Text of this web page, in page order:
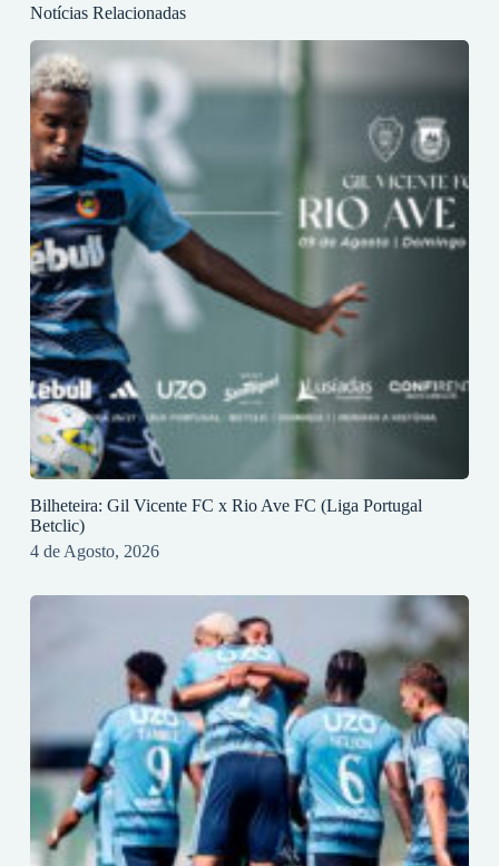
Notícias Relacionadas
Bilheteira: Gil Vicente FC x Rio Ave FC (Liga Portugal
Betclic)
4 de Agosto, 2026